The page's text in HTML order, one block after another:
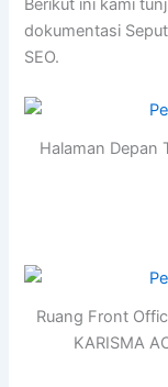
Berikut ini kami
dokumentasi
SEO.
Halaman Depan
Ruang Front
KARISMA